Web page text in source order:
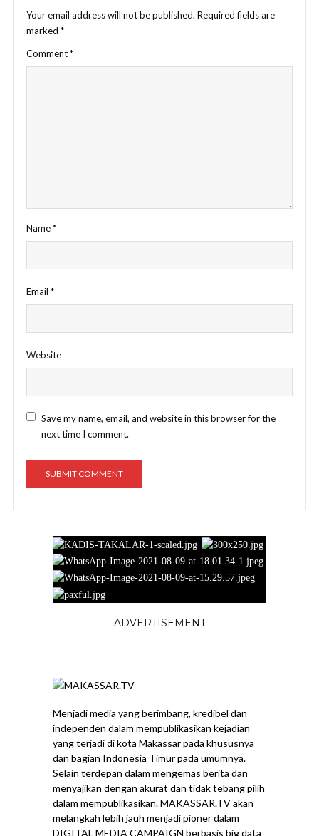
Your email address will not be published. Required fields are
marked *
Comment*
Name*
Email *
Website
Save my name, email, and website in this browser for the
next time I comment.
ADVERTISEMENT
Menjadi media yang berimbang, kredibel dan
independen dalam mempublikasikan kejadian
yang terjadi di kota Makassar pada khususnya
dan bagian Indonesia Timur pada umumnya.
Selain terdepan dalam mengemas berita dan
menyajikan dengan akurat dan tidak tebang pilih
dalam mempublikasikan. MAKASSAR.TV akan
melangkah lebih jauh menjadi pioner dalam
DIGITAL MEDIA CAMPAIGN berbasis big data